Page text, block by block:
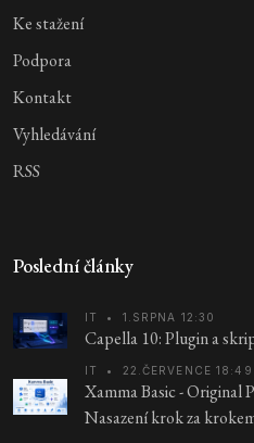
Ke stažení
Podpora
Kontakt
Vyhledávání
RSS
Poslední články
IT • 1.SRPNA 12:30
Capella 10: Plugin a
IT • 22.ČERVENCE 18:49
Xamma Basic - Original
Nasazení krok za